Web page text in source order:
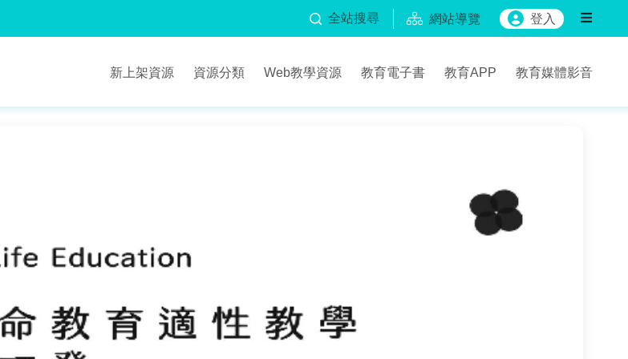
全站搜尋 網站導覽 登入
新上架資源 資源分類 Web教學資源 教育電子書 教育APP 教育媒體影音